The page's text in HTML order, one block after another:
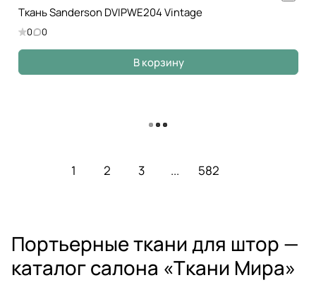
Ткань Sanderson DVIPWE204 Vintage
0 0
В корзину
Загрузить еще
1 2 3 ... 582
Портьерные ткани для штор —
каталог салона «Ткани Мира»